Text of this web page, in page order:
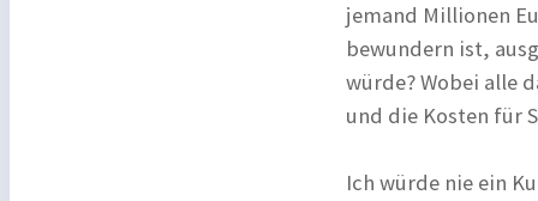
jemand Millionen
bewundern ist,
würde? Wobei alle
und die Kosten für
Ich würde nie ein